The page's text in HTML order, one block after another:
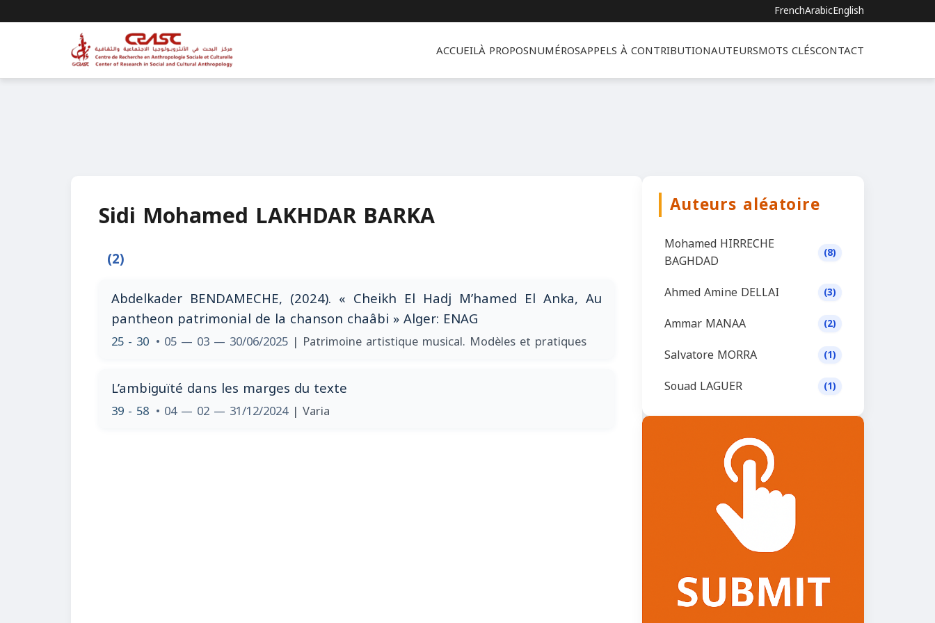
FrenchArabicEnglish
ACCUEILÀ PROPOSNUMÉROSAPPELS À CONTRIBUTIONAUTEURSMOTS CLÉSCONTACT
Sidi Mohamed LAKHDAR BARKA
(2)
Abdelkader BENDAMECHE, (2024). « Cheikh El Hadj M’hamed El Anka, Au
pantheon patrimonial de la chanson chaâbi » Alger: ENAG
25 - 30 • 05 — 03 — 30/06/2025 | Patrimoine artistique musical. Modèles et pratiques
L’ambiguïté dans les marges du texte
39 - 58 • 04 — 02 — 31/12/2024 | Varia
Auteurs aléatoire
Mohamed HIRRECHE
BAGHDAD
(8)
Ahmed Amine DELLAI (3)
Ammar MANAA (2)
Salvatore MORRA (1)
Souad LAGUER (1)